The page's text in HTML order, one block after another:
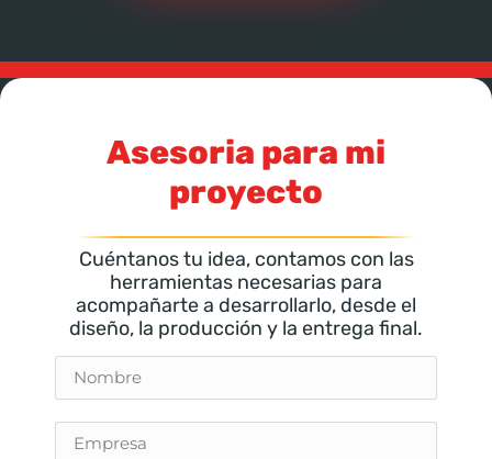
Asesoria para mi
proyecto
Cuéntanos tu idea, contamos con las
herramientas necesarias para
acompañarte a desarrollarlo, desde el
diseño, la producción y la entrega final.